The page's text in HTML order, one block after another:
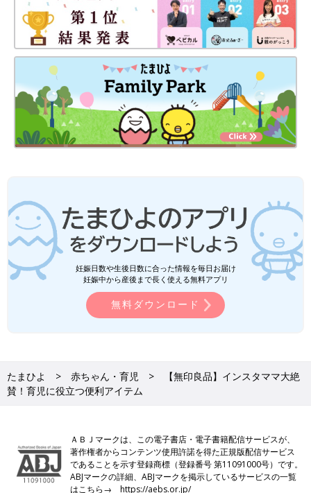
妊娠日数や生後日数に合った情報を毎日お届け
妊娠中から産後まで長く使える無料アプリ
無料ダウンロード
たまひよ 赤ちゃん・育児
【無印良品】インスタママ大絶
賛！育児に役立つ便利アイテム
ＡＢＪマークは、この電子書店・電子書籍配信サービスが、
著作権者からコンテンツ使用許諾を得た正規版配信サービス
であることを示す登録商標（登録番号 第11091000号）です。
ABJマークの詳細、ABJマークを掲示しているサービスの一覧
はこちら→https://aebs.or.jp/